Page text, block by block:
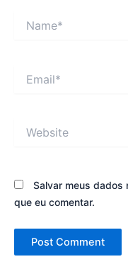
Salvar meus dados
que eu comentar.